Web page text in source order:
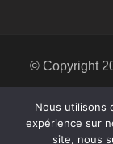
© Copyright
Themes
Nous utilisons
expérience sur
site, nous